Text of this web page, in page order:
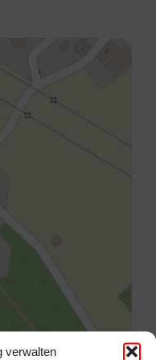
verwalten
Leaflet| © OpenStreetMap